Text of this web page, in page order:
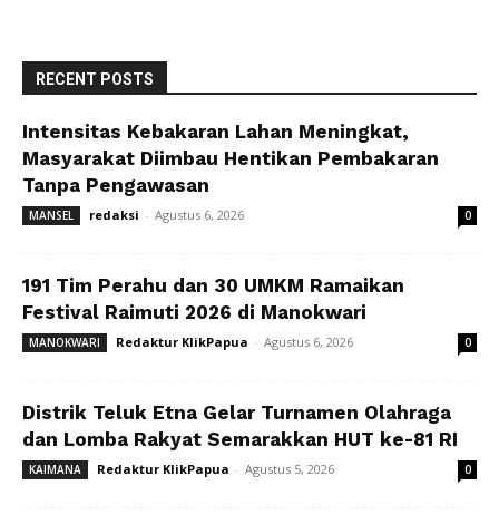
RECENT POSTS
Intensitas Kebakaran Lahan Meningkat,
Masyarakat Diimbau Hentikan Pembakaran
Tanpa Pengawasan
MANSEL redaksi - Agustus 6, 2026 0
191 Tim Perahu dan 30 UMKM Ramaikan
Festival Raimuti 2026 di Manokwari
MANOKWARI Redaktur KlikPapua - Agustus 6, 2026 0
Distrik Teluk Etna Gelar Turnamen Olahraga
dan Lomba Rakyat Semarakkan HUT ke-81 RI
KAIMANA Redaktur KlikPapua - Agustus 5, 2026 0